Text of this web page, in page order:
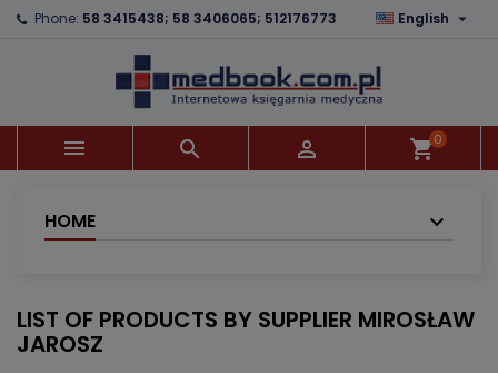
Phone: 58 3415438; 58 3406065; 512176773 English 
   shopping_cart0
HOME
LIST OF PRODUCTS BY SUPPLIER MIROSŁAW
JAROSZ
×
×
((confirmMessage))
((cancelText)) ((modalDeleteText))
×
Wishlist name
Create wishlist
×
You need to be logged in to save products in your
wishlist.